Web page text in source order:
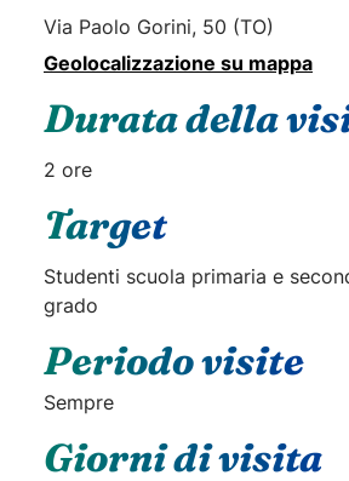
Via Paolo Gorini, 50 (TO)
Geolocalizzazione su mappa
Durata della
2 ore
Target
Studenti scuola primaria e
grado
Periodo visite
Sempre
Giorni di visita